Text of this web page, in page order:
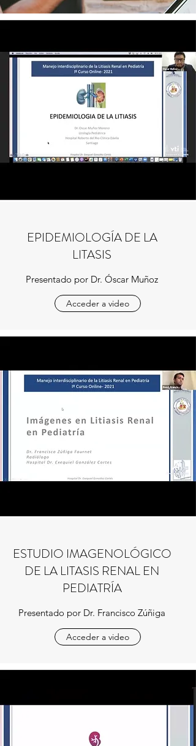
EPIDEMIOLOGÍA DE LA
LITASIS
Presentado por Dr. Óscar Muñoz
Acceder a video
ESTUDIO IMAGENOLÓGICO
DE LA LITASIS RENAL EN
PEDIATRÍA
Presentado por Dr. Francisco Zúñiga
Acceder a video